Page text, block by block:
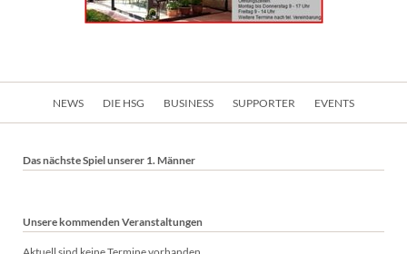
NEWS DIE HSG BUSINESS SUPPORTER EVENTS
Das nächste Spiel unserer 1. Männer
Unsere kommenden Veranstaltungen